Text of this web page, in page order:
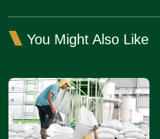
You Might Also Like